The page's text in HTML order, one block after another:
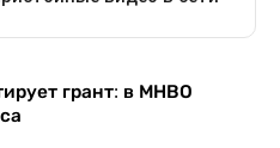
грант: в МНВО